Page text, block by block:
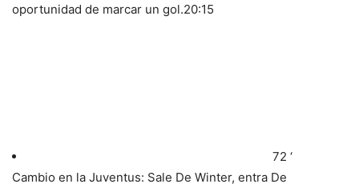
oportunidad de marcar un gol.20:15
72 ‘
Cambio en la Juventus: Sale De Winter, entra De